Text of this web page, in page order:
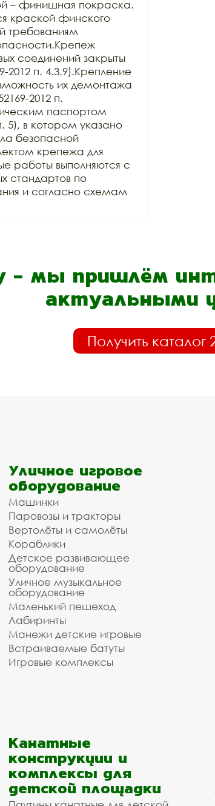
– финишная покраска.
краской финского
требованиям
соединений закрыты
2012 п. 4.3.9).Крепление
их демонтажа
2012 п.
паспортом
5), в котором указано
безопасной
крепежа для
работы выполняются с
стандартов по
и согласно схемам
- мы пришлём
актуальными
Получить каталог
Уличное игровое
оборудование
Машинки
Паровозы и тракторы
Вертолёты и самолёты
Кораблики
Детское развивающее
оборудование
Уличное музыкальное
оборудование
Маленький пешеход
Лабиринты
Манежи детские игровые
Встраиваемые батуты
Игровые комплексы
Канатные
конструкции и
комплексы для
детской площадки